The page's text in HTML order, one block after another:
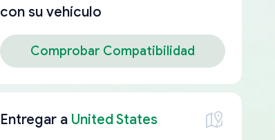
con su vehículo
Comprobar Compatibilidad
Entregar a United States